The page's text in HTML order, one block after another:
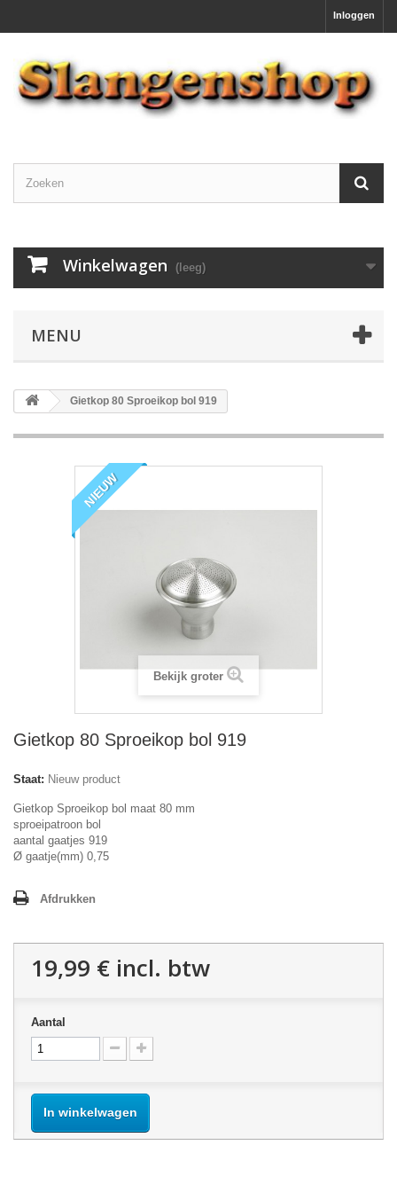
Inloggen
Winkelwagen (leeg)
MENU
Gietkop 80 Sproeikop bol 919
NIEUW
Bekijk groter
Gietkop 80 Sproeikop bol 919
Staat: Nieuw product
Gietkop Sproeikop bol maat 80 mm
sproeipatroon bol
aantal gaatjes 919
Ø gaatje(mm) 0,75
Afdrukken
19,99 € incl. btw
Aantal
In winkelwagen